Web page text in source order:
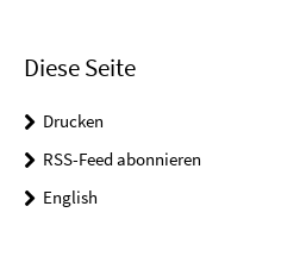
Diese Seite
Drucken
RSS-Feed abonnieren
English